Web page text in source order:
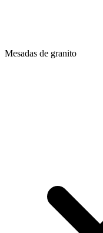
Mesadas de granito